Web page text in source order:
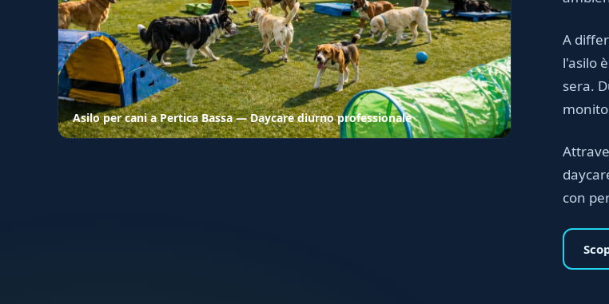
Asilo per cani a Pertica Bassa — Daycare diurno professionale
A
l'asilo è
sera.
con